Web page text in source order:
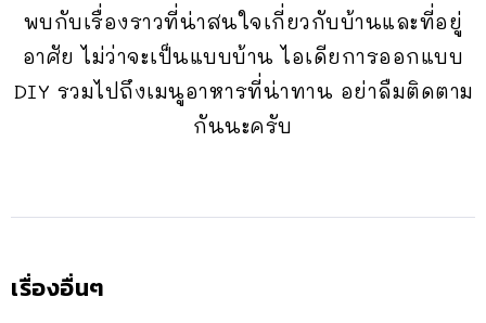
พบกับเรื่องราวที่น่าสนใจเกี่ยวกับบ้านและที่อยู่
อาศัย ไม่ว่าจะเป็นแบบบ้าน ไอเดียการออกแบบ
DIY รวมไปถึงเมนูอาหารที่น่าทาน อย่าลืมติดตาม
กันนะครับ
เรื่องอื่นๆ